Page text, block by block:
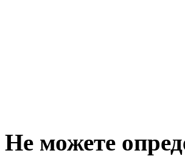
Не можете